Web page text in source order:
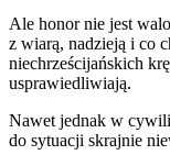
Ale honor nie jest
z wiarą, nadzieją i co
niechrześcijańskich
usprawiedliwiają.
Nawet jednak w
do sytuacji skrajnie